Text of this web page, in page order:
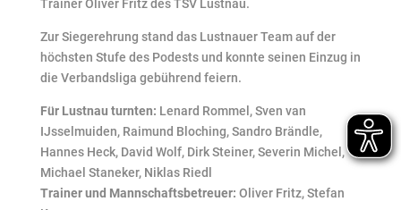
Trainer Oliver Fritz des TSV Lustnau.
Zur Siegerehrung stand das Lustnauer Team auf der
höchsten Stufe des Podests und konnte seinen Einzug in
die Verbandsliga gebührend feiern.
Für Lustnau turnten: Lenard Rommel, Sven van
IJsselmuiden, Raimund Bloching, Sandro Brändle,
Hannes Heck, David Wolf, Dirk Steiner, Severin Michel,
Michael Staneker, Niklas Riedl
Trainer und Mannschaftsbetreuer: Oliver Fritz, Stefan